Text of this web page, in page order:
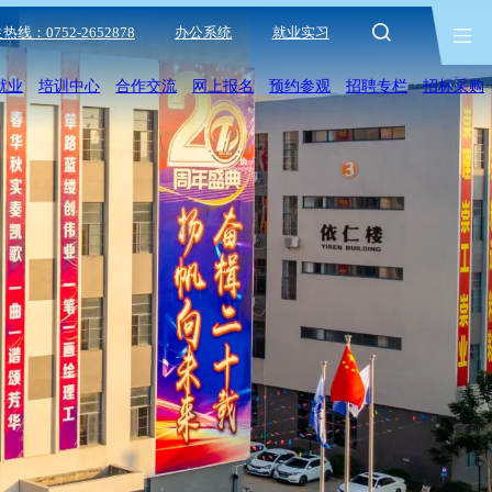
线：0752-2652878 办公系统 就业实习
业 培训中心 合作交流 网上报名 预约参观 招聘专栏 招标采购